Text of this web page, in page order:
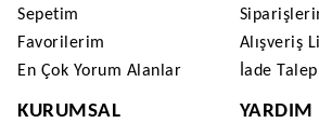
Sepetim
Favorilerim
En Çok Yorum Alanlar
Alışveriş
İade
KURUMSAL YARDIM